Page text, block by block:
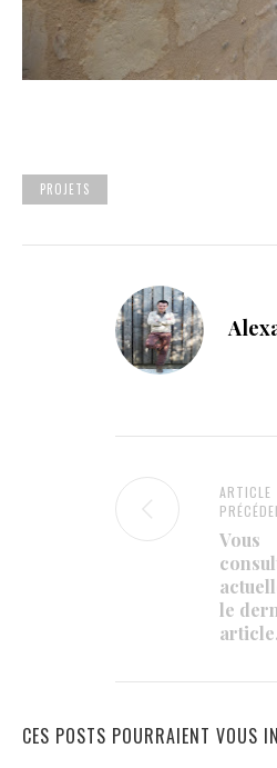
PROJETS
ARTICLE
Vous
le
article.
CES POSTS POURRAIENT VOUS